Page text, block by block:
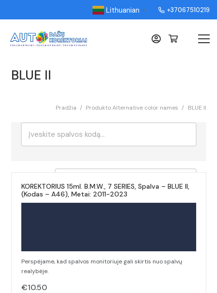
Lithuanian ▼ +37067510219
BLUE II
Pradžia / Produkto Alternative color names / BLUE II
KOREKTORIUS 15ml. B.M.W., 7 SERIES, Spalva – BLUE II,
(Kodas – A46), Metai: 2011-2023
Perspėjame, kad spalvos monitoriuje gali skirtis nuo spalvų
realybėje.
€10.50